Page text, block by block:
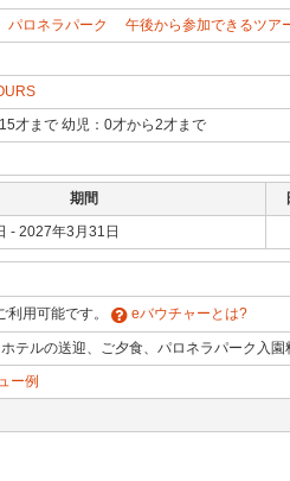
パロネラパーク
午後から参加できるツア
才まで 幼児：0才から2才まで
期間
- 2027年3月31日
利用可能です。 eバウチャーとは?
テルの送迎、ご夕食、パロネラパーク入園
ー例